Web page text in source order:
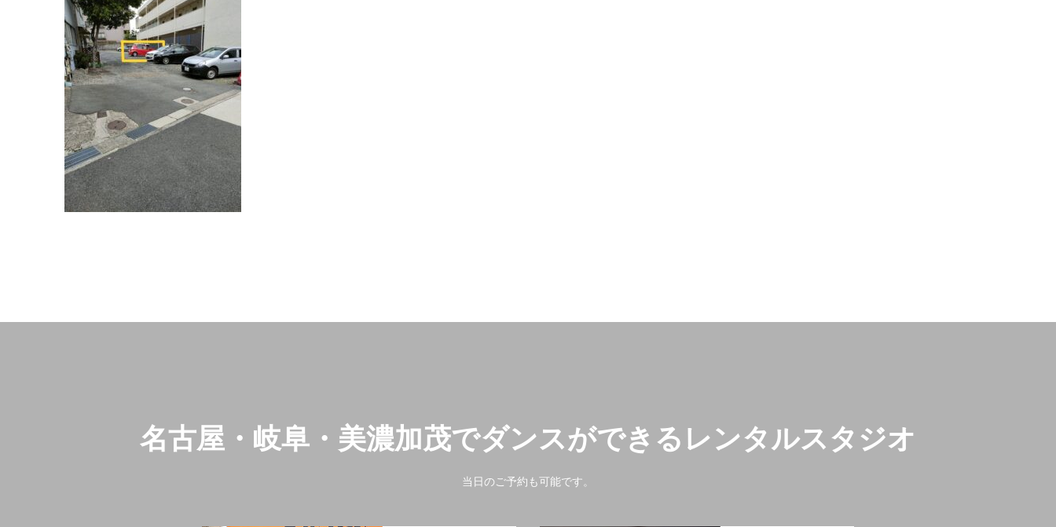
名古屋・岐阜・美濃加茂でダンスができるレンタルスタジオ
当日のご予約も可能です。